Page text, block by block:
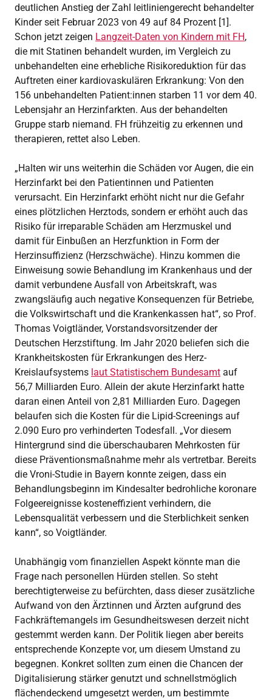
deutlichen Anstieg der Zahl leitliniengerecht behandelter
Kinder seit Februar 2023 von 49 auf 84 Prozent [1].
Schon jetzt zeigen Langzeit-Daten von Kindern mit FH,
die mit Statinen behandelt wurden, im Vergleich zu
unbehandelten eine erhebliche Risikoreduktion für das
Auftreten einer kardiovaskulären Erkrankung: Von den
156 unbehandelten Patient:innen starben 11 vor dem 40.
Lebensjahr an Herzinfarkten. Aus der behandelten
Gruppe starb niemand. FH frühzeitig zu erkennen und
therapieren, rettet also Leben.
„Halten wir uns weiterhin die Schäden vor Augen, die ein
Herzinfarkt bei den Patientinnen und Patienten
verursacht. Ein Herzinfarkt erhöht nicht nur die Gefahr
eines plötzlichen Herztods, sondern er erhöht auch das
Risiko für irreparable Schäden am Herzmuskel und
damit für Einbußen an Herzfunktion in Form der
Herzinsuffizienz (Herzschwäche). Hinzu kommen die
Einweisung sowie Behandlung im Krankenhaus und der
damit verbundene Ausfall von Arbeitskraft, was
zwangsläufig auch negative Konsequenzen für Betriebe,
die Volkswirtschaft und die Krankenkassen hat“, so Prof.
Thomas Voigtländer, Vorstandsvorsitzender der
Deutschen Herzstiftung. Im Jahr 2020 beliefen sich die
Krankheitskosten für Erkrankungen des Herz-
Kreislaufsystems laut Statistischem Bundesamt auf
56,7 Milliarden Euro. Allein der akute Herzinfarkt hatte
daran einen Anteil von 2,81 Milliarden Euro. Dagegen
belaufen sich die Kosten für die Lipid-Screenings auf
2.090 Euro pro verhinderten Todesfall. „Vor diesem
Hintergrund sind die überschaubaren Mehrkosten für
diese Präventionsmaßnahme mehr als vertretbar. Bereits
die Vroni-Studie in Bayern konnte zeigen, dass ein
Behandlungsbeginn im Kindesalter bedrohliche koronare
Folgeereignisse kosteneffizient verhindern, die
Lebensqualität verbessern und die Sterblichkeit senken
kann“, so Voigtländer.
Unabhängig vom finanziellen Aspekt könnte man die
Frage nach personellen Hürden stellen. So steht
berechtigterweise zu befürchten, dass dieser zusätzliche
Aufwand von den Ärztinnen und Ärzten aufgrund des
Fachkräftemangels im Gesundheitswesen derzeit nicht
gestemmt werden kann. Der Politik liegen aber bereits
entsprechende Konzepte vor, um diesem Umstand zu
begegnen. Konkret sollten zum einen die Chancen der
Digitalisierung stärker genutzt und schnellstmöglich
flächendeckend umgesetzt werden, um bestimmte